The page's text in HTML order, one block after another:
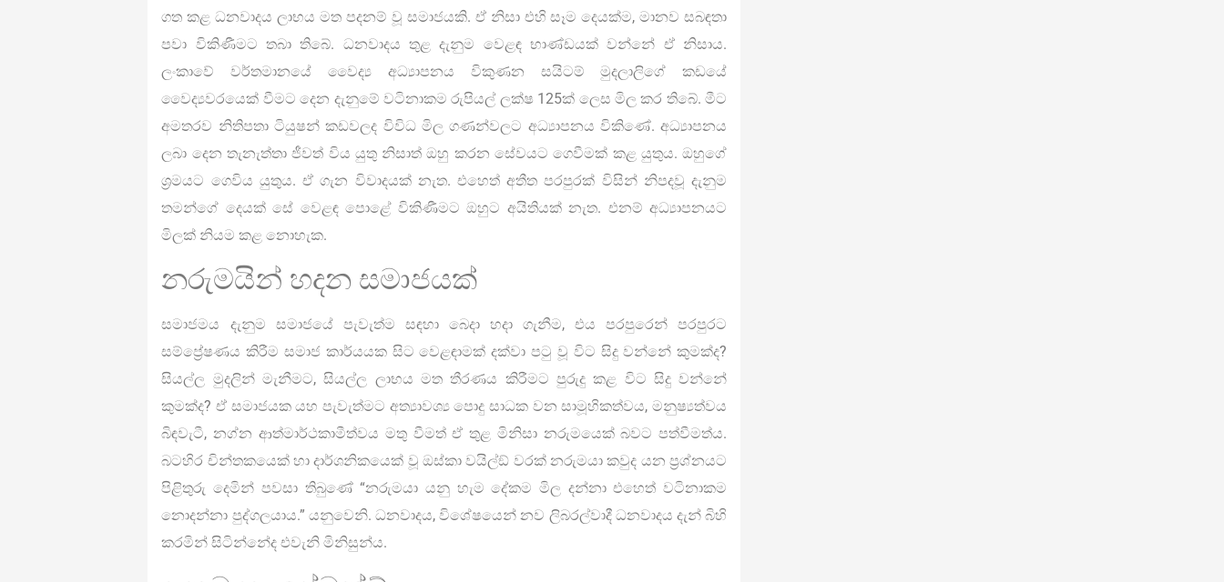
ගත කළ ධනවාදය ලාභය මත පදනම් වූ සමාජයකි. ඒ නිසා එහි සෑම දෙයක්ම, මානව සබඳතා
පවා විකිණීමට තබා තිබේ. ධනවාදය තුළ දැනුම වෙළඳ භාණ්ඩයක් වන්නේ ඒ නිසාය.
ලංකාවේ වර්තමානයේ වෛද්‍ය අධ්‍යාපනය විකුණන සයිටම් මුදලාලිගේ කඩයේ
වෛද්‍යවරයෙක් වීමට දෙන දැනුමේ වටිනාකම රුපියල් ලක්ෂ 125ක් ලෙස මිල කර තිබේ. මීට
අමතරව නිතිපතා ටියුෂන් කඩවලද විවිධ මිල ගණන්වලට අධ්‍යාපනය විකිණේ. අධ්‍යාපනය
ලබා දෙන තැනැත්තා ජීවත් විය යුතු නිසාත් ඔහු කරන සේවයට ගෙවීමක් කළ යුතුය. ඔහුගේ
ශ්‍රමයට ගෙවිය යුතුය. ඒ ගැන විවාදයක් නැත. එහෙත් අතීත පරපුරක් විසින් නිපදවූ දැනුම
තමන්ගේ දෙයක් සේ වෙළඳ පොළේ විකිණීමට ඔහුට අයිතියක් නැත. එනම් අධ්‍යාපනයට
මිලක් නියම කළ නොහැක.
නරුමයින් හදන සමාජයක්
සමාජමය දැනුම සමාජයේ පැවැත්ම සඳහා බෙදා හදා ගැනීම, එය පරපුරෙන් පරපුරට
සම්ප්‍රේෂණය කිරීම සමාජ කාර්යයක සිට වෙළඳාමක් දක්වා පටු වූ විට සිදු වන්නේ කුමක්ද?
සියල්ල මුදලින් මැනීමට, සියල්ල ලාභය මත තීරණය කිරීමට පුරුදු කළ විට සිදු වන්නේ
කුමක්ද? ඒ සමාජයක යහ පැවැත්මට අත්‍යාවශ්‍ය පොදු සාධක වන සාමූහිකත්වය, මනුෂ්‍යත්වය
බිඳවැටී, නග්න ආත්මාර්ථකාමීත්වය මතු වීමත් ඒ තුළ මිනිසා නරුමයෙක් බවට පත්වීමත්ය.
බටහිර චින්තකයෙක් හා දාර්ශනිකයෙක් වූ ඔස්කා වයිල්ඞ් වරක් නරුමයා කවුද යන ප්‍රශ්නයට
පිළිතුරු දෙමින් පවසා තිබුණේ “නරුමයා යනු හැම දේකම මිල දන්නා එහෙත් වටිනාකම
නොදන්නා පුද්ගලයාය.” යනුවෙනි. ධනවාදය, විශේෂයෙන් නව ලිබරල්වාදී ධනවාදය දැන් බිහි
කරමින් සිටින්නේද එවැනි මිනිසුන්ය.